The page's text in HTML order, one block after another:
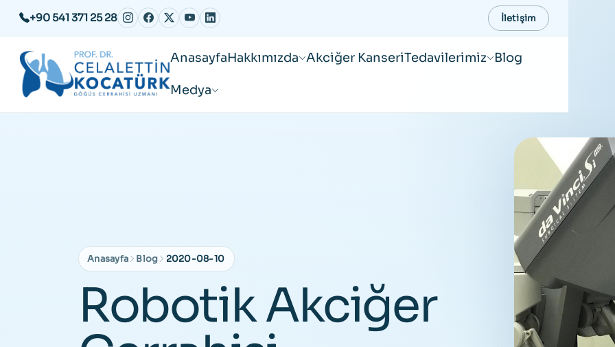
+90 541 371 25 28 İletişim
AnasayfaHakkımızda Akciğer KanseriTedavilerimiz Blog
Medya
Anasayfa Blog 2020-08-10
Robotik Akciğer